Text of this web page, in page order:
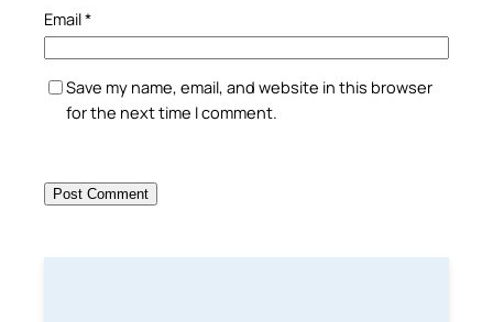
Email*
Save my name, email, and website in this browser
for the next time I comment.